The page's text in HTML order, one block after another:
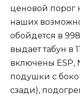
ценовой порог
наших
обойдется в
выдает табун в
включены ESP,
подушки с
сзади),